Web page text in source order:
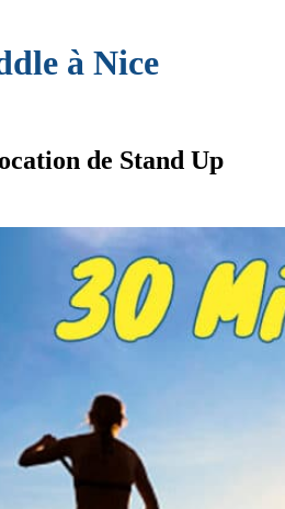
à Nice
de Stand Up